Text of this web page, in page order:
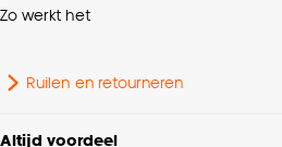
Zo werkt het
Ruilen en retourneren
Altijd voordeel